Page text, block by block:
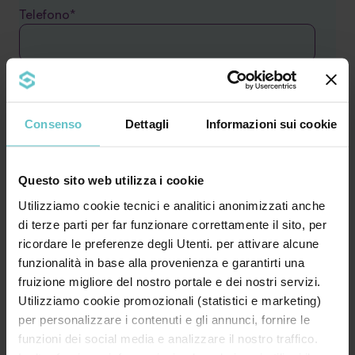
Consenso Dettagli Informazioni sui cookie
Questo sito web utilizza i cookie
Utilizziamo cookie tecnici e analitici anonimizzati anche
di terze parti per far funzionare correttamente il sito, per
ricordare le preferenze degli Utenti. per attivare alcune
funzionalità in base alla provenienza e garantirti una
fruizione migliore del nostro portale e dei nostri servizi.
Utilizziamo cookie promozionali (statistici e marketing)
per personalizzare i contenuti e gli annunci, fornire le
funzioni dei social media e analizzare il nostro traffico.
Telefono*
Il tuo messaggio
* Acconsento al trattamento dei miei dati
personali secondo quanto specificato nell'
informativa